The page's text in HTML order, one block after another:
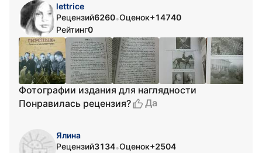
lettrice
Рецензий6260•Оценок+14740
Рейтинг0
Фотографии издания для наглядности
Понравилась рецензия?
Да
Ялина
Рецензий3134•Оценок+2504